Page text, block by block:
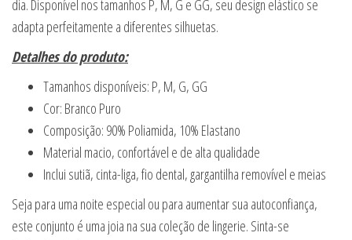
dia. Disponível nos tamanhos P, M, G e GG, seu design elástico se
adapta perfeitamente a diferentes silhuetas.
Detalhes do produto:
Tamanhos disponíveis: P, M, G, GG
Cor: Branco Puro
Composição: 90% Poliamida, 10% Elastano
Material macio, confortável e de alta qualidade
Inclui sutiã, cinta-liga, fio dental, gargantilha removível e meias
Seja para uma noite especial ou para aumentar sua autoconfiança,
este conjunto é uma joia na sua coleção de lingerie. Sinta-se